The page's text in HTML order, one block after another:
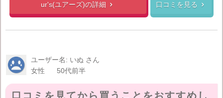
ur's(ユアーズ)の詳細  口コミを見る 
ユーザー名: いぬ さん
女性
50代前半
口コミを見てから買うことをおすすめし